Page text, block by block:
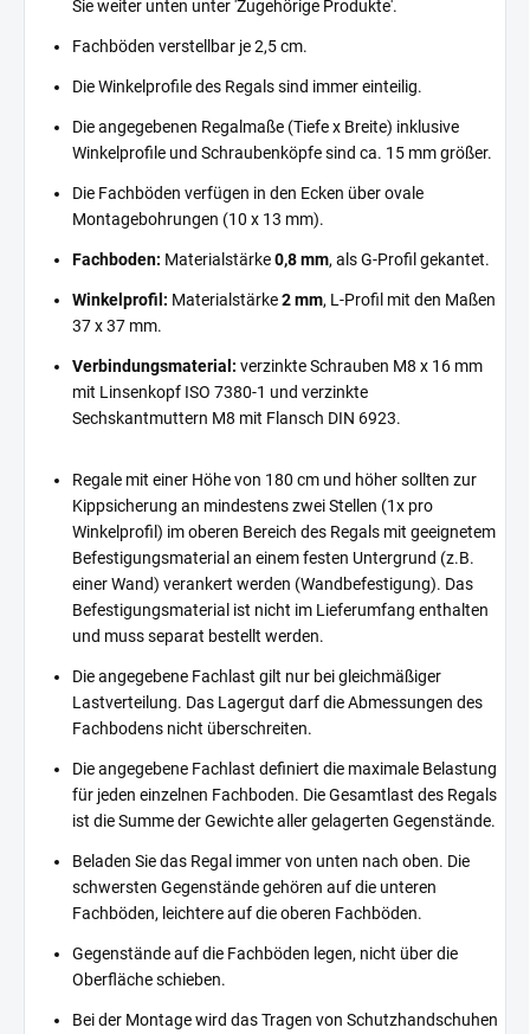
Sie weiter unten unter 'Zugehörige Produkte'.
Fachböden verstellbar je 2,5 cm.
Die Winkelprofile des Regals sind immer einteilig.
Die angegebenen Regalmaße (Tiefe x Breite) inklusive
Winkelprofile und Schraubenköpfe sind ca. 15 mm größer.
Die Fachböden verfügen in den Ecken über ovale
Montagebohrungen (10 x 13 mm).
Fachboden: Materialstärke0,8 mm, als G-Profil gekantet.
Winkelprofil: Materialstärke2 mm, L-Profil mit den Maßen
37 x 37 mm.
Verbindungsmaterial: verzinkte Schrauben M8 x 16 mm
mit Linsenkopf ISO 7380-1 und verzinkte
Sechskantmuttern M8 mit Flansch DIN 6923.
Regale mit einer Höhe von 180 cm und höher sollten zur
Kippsicherung an mindestens zwei Stellen (1x pro
Winkelprofil) im oberen Bereich des Regals mit geeignetem
Befestigungsmaterial an einem festen Untergrund (z.B.
einer Wand) verankert werden (Wandbefestigung). Das
Befestigungsmaterial ist nicht im Lieferumfang enthalten
und muss separat bestellt werden.
Die angegebene Fachlast gilt nur bei gleichmäßiger
Lastverteilung. Das Lagergut darf die Abmessungen des
Fachbodens nicht überschreiten.
Die angegebene Fachlast definiert die maximale Belastung
für jeden einzelnen Fachboden. Die Gesamtlast des Regals
ist die Summe der Gewichte aller gelagerten Gegenstände.
Beladen Sie das Regal immer von unten nach oben. Die
schwersten Gegenstände gehören auf die unteren
Fachböden, leichtere auf die oberen Fachböden.
Gegenstände auf die Fachböden legen, nicht über die
Oberfläche schieben.
Bei der Montage wird das Tragen von Schutzhandschuhen